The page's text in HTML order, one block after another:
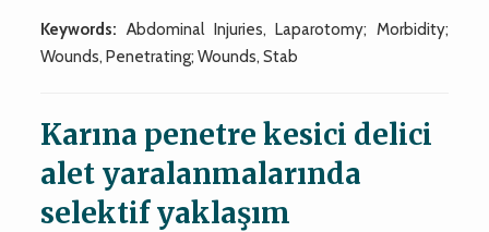
Keywords: Abdominal Injuries, Laparotomy; Morbidity;
Wounds, Penetrating; Wounds, Stab
Karına penetre kesici delici
alet yaralanmalarında
selektif yaklaşım